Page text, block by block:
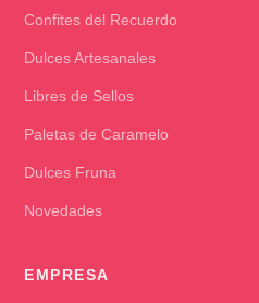
Confites del Recuerdo
Dulces Artesanales
Libres de Sellos
Paletas de Caramelo
Dulces Fruna
Novedades
EMPRESA